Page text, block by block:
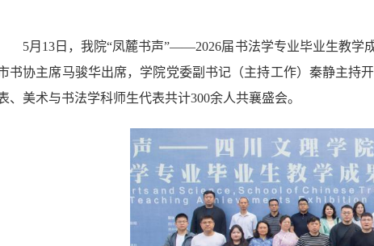
5月 13 日 ，我院“凤麓书声”——2026届书法学专业毕业生教学
书协主席马骏华出席， 学院党委副书记（主持工作）秦静主持
、 美术与书法学科师生代表共计300余人共襄盛会。